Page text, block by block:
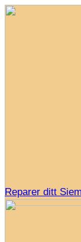
Reparer ditt